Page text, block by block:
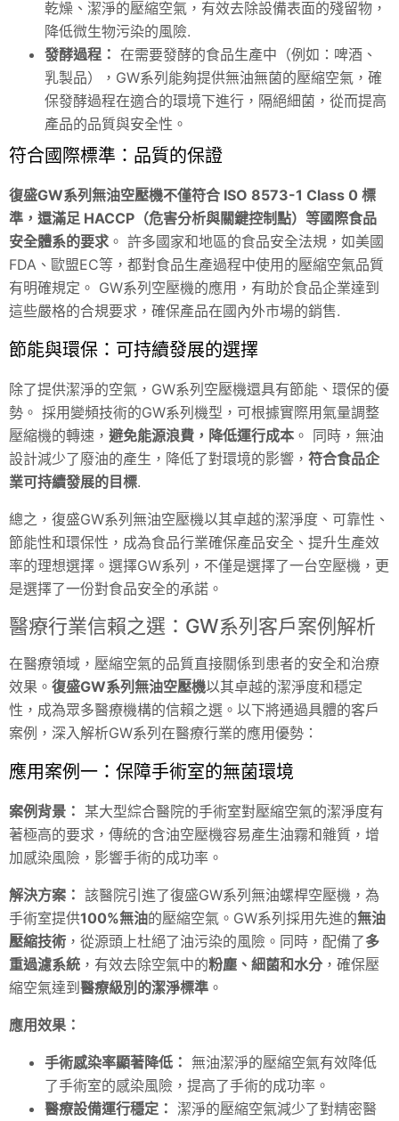
乾燥、潔淨的壓縮空氣，有效去除設備表面的殘留物，
降低微生物污染的風險.
發酵過程： 在需要發酵的食品生產中（例如：啤酒、
乳製品），GW系列能夠提供無油無菌的壓縮空氣，確
保發酵過程在適合的環境下進行，隔絕細菌，從而提高
產品的品質與安全性。
符合國際標準：品質的保證
復盛GW系列無油空壓機不僅符合 ISO 8573-1 Class 0 標
準，還滿足 HACCP（危害分析與關鍵控制點）等國際食品
安全體系的要求 。 許多國家和地區的食品安全法規，如美國
FDA、歐盟EC等，都對食品生產過程中使用的壓縮空氣品質
有明確規定。 GW系列空壓機的應用，有助於食品企業達到
這些嚴格的合規要求，確保產品在國內外市場的銷售.
節能與環保：可持續發展的選擇
除了提供潔淨的空氣，GW系列空壓機還具有節能、環保的優
勢。 採用變頻技術的GW系列機型，可根據實際用氣量調整
壓縮機的轉速， 避免能源浪費，降低運行成本 。 同時，無油
設計減少了廢油的產生，降低了對環境的影響， 符合食品企
業可持續發展的目標.
總之，復盛GW系列無油空壓機以其卓越的潔淨度、可靠性、
節能性和環保性，成為食品行業確保產品安全、提升生產效
率的理想選擇。選擇GW系列，不僅是選擇了一台空壓機，更
是選擇了一份對食品安全的承諾。
醫療行業信賴之選：GW系列客戶案例解析
在醫療領域，壓縮空氣的品質直接關係到患者的安全和治療
效果。 復盛GW系列無油空壓機以其卓越的潔淨度和穩定
性，成為眾多醫療機構的信賴之選。以下將通過具體的客戶
案例，深入解析GW系列在醫療行業的應用優勢：
應用案例一：保障手術室的無菌環境
案例背景： 某大型綜合醫院的手術室對壓縮空氣的潔淨度有
著極高的要求，傳統的含油空壓機容易產生油霧和雜質，增
加感染風險，影響手術的成功率。
解決方案： 該醫院引進了復盛GW系列無油螺桿空壓機，為
手術室提供100%無油的壓縮空氣。GW系列採用先進的無油
壓縮技術 ，從源頭上杜絕了油污染的風險。同時，配備了多
重過濾系統 ，有效去除空氣中的粉塵、細菌和水分，確保壓
縮空氣達到醫療級別的潔淨標準 。
應用效果：
手術感染率顯著降低： 無油潔淨的壓縮空氣有效降低
了手術室的感染風險，提高了手術的成功率。
醫療設備運行穩定： 潔淨的壓縮空氣減少了對精密醫